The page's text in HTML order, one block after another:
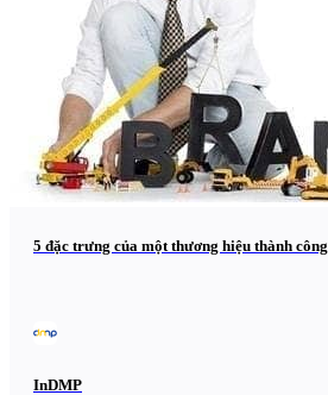
5 đặc trưng của một thương hiệu thành công
InDMP